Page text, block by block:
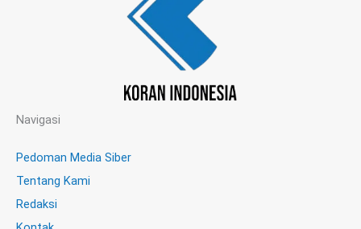
Navigasi
Pedoman Media Siber
Tentang Kami
Redaksi